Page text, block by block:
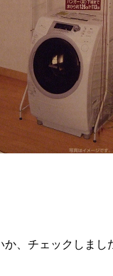
、チェックしまし